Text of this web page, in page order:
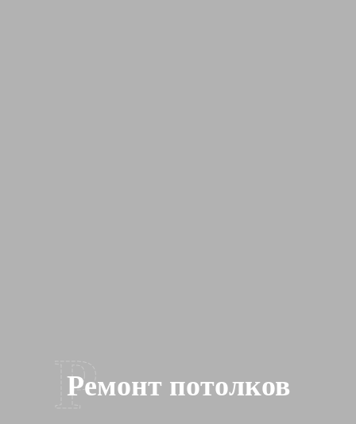
Р
Ремонт потолков